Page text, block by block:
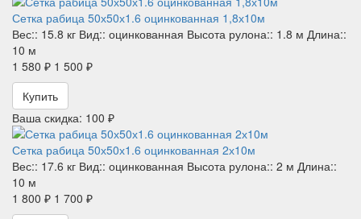
Сетка рабица 50х50х1.6 оцинкованная 1,8х10м
Вес:: 15.8 кг Вид:: оцинкованная Высота рулона:: 1.8 м Длина::
10 м
1 580 ₽ 1 500 ₽
Купить
Ваша скидка: 100 ₽
Сетка рабица 50х50х1.6 оцинкованная 2х10м
Вес:: 17.6 кг Вид:: оцинкованная Высота рулона:: 2 м Длина::
10 м
1 800 ₽ 1 700 ₽